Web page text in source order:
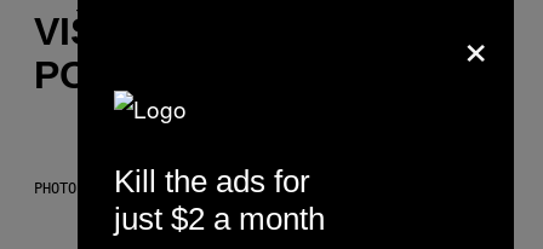
VIŠE
POPUT OVOGA
PHOTO: PETER KRAMER / GETTY IMAGES
×
Kill the ads for
just $2 a month